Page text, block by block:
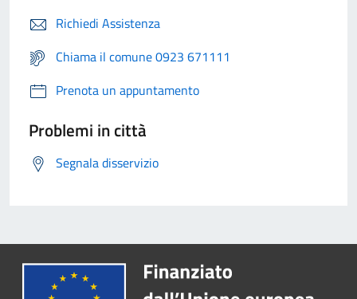
Richiedi Assistenza
Chiama il comune 0923 671111
Prenota un appuntamento
Problemi in città
Segnala disservizio